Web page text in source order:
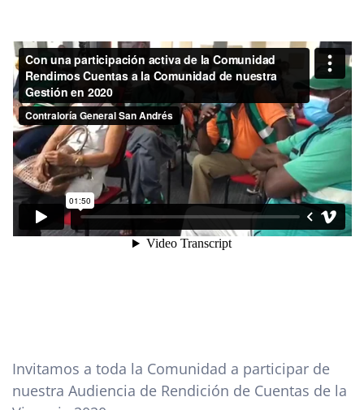
Invitamos a toda la Comunidad a participar de
nuestra Audiencia de Rendición de Cuentas de la